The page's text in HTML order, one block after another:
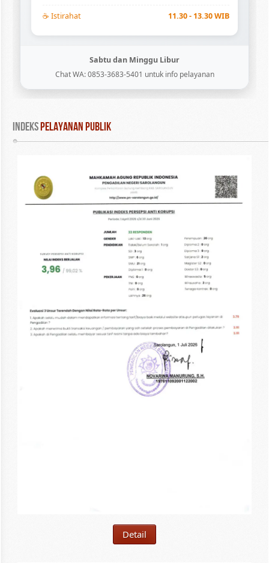
☕ Istirahat 11.30 - 13.30 WIB
Sabtu dan Minggu Libur
Chat WA: 0853-3683-5401 untuk info pelayanan
INDEKS PELAYANAN PUBLIK
Detail